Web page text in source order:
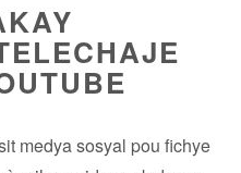
medya sosyal pou fichye